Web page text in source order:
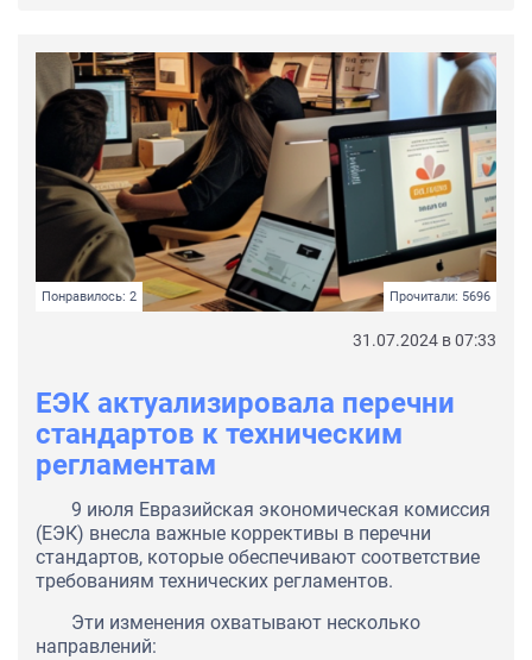
Понравилось: 2 Прочитали: 5696
31.07.2024 в 07:33
ЕЭК актуализировала перечни
стандартов к техническим
регламентам
9 июля Евразийская экономическая комиссия
(ЕЭК) внесла важные коррективы в перечни
стандартов, которые обеспечивают соответствие
требованиям технических регламентов.
Эти изменения охватывают несколько
направлений: